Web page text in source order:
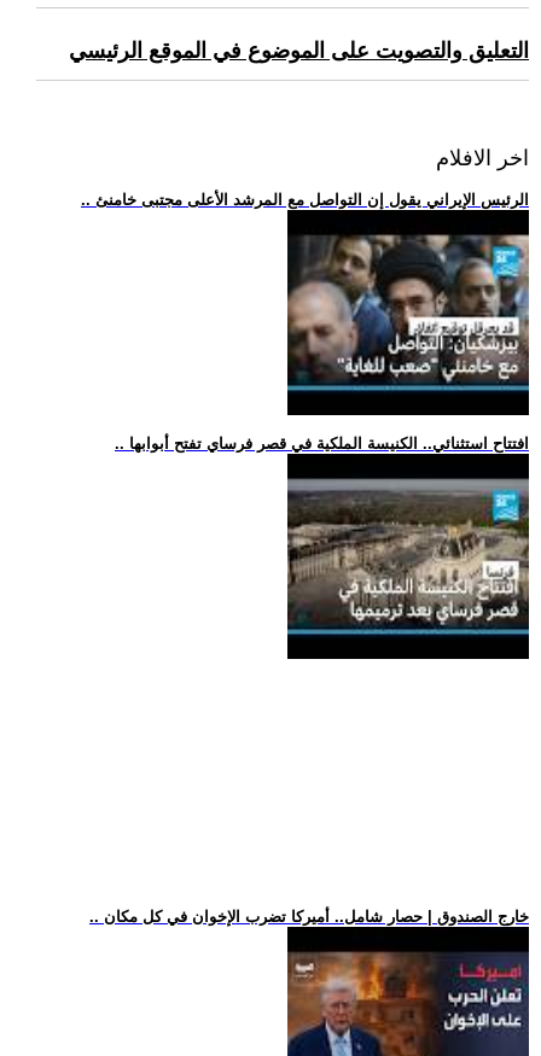
التعليق والتصويت على الموضوع في الموقع الرئيسي
اخر الافلام
.. الرئيس الإيراني يقول إن التواصل مع المرشد الأعلى مجتبى خامنئ
.. افتتاح استثنائي.. الكنيسة الملكية في قصر فرساي تفتح أبوابها
.. خارج الصندوق | حصار شامل.. أميركا تضرب الإخوان في كل مكان